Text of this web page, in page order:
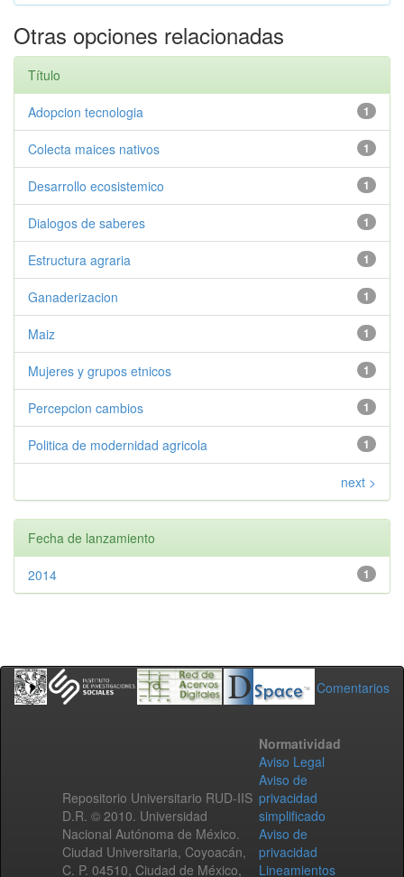
Otras opciones relacionadas
Título
1
Adopcion tecnologia
1
Colecta maices nativos
1
Desarrollo ecosistemico
1
Dialogos de saberes
1
Estructura agraria
1
Ganaderizacion
1
Maiz
1
Mujeres y grupos etnicos
1
Percepcion cambios
1
Politica de modernidad agricola
next >
Fecha de lanzamiento
1
2014
Comentarios
Repositorio Universitario RUD-IIS
D.R. © 2010. Universidad
Nacional Autónoma de México.
Ciudad Universitaria, Coyoacán,
C. P. 04510, Ciudad de México,
Normatividad
Aviso Legal
Aviso de
privacidad
simplificado
Aviso de
privacidad
Lineamientos